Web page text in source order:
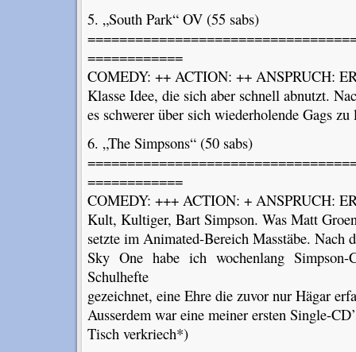
5. „South Park“ OV (55 sabs)
============
COMEDY: ++ ACTION: ++ ANSPRUCH:
Klasse Idee, die sich aber schnell abnutzt.
es schwerer über sich wiederholende Gags zu
6. „The Simpsons“ (50 sabs)
============
COMEDY: +++ ACTION: + ANSPRUCH:
Kult, Kultiger, Bart Simpson. Was Matt
setzte im Animated-Bereich Masstäbe. Nach
Sky One habe ich wochenlang Simpson-
Schulhefte
gezeichnet, eine Ehre die zuvor nur Hägar
Ausserdem war eine meiner ersten Single-
Tisch verkriech*)